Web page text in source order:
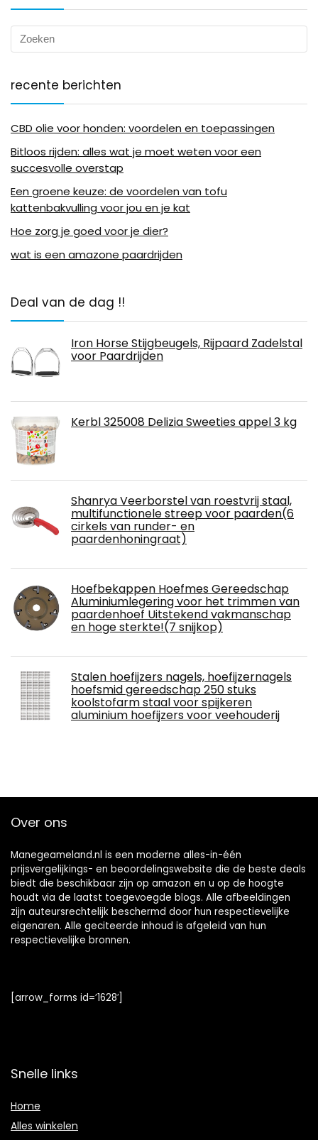
recente berichten
CBD olie voor honden: voordelen en toepassingen
Bitloos rijden: alles wat je moet weten voor een
succesvolle overstap
Een groene keuze: de voordelen van tofu
kattenbakvulling voor jou en je kat
Hoe zorg je goed voor je dier?
wat is een amazone paardrijden
Deal van de dag !!
Iron Horse Stijgbeugels, Rijpaard Zadelstal
voor Paardrijden
Kerbl 325008 Delizia Sweeties appel 3 kg
Shanrya Veerborstel van roestvrij staal,
multifunctionele streep voor paarden(6
cirkels van runder- en
paardenhoningraat)
Hoefbekappen Hoefmes Gereedschap
Aluminiumlegering voor het trimmen van
paardenhoef Uitstekend vakmanschap
en hoge sterkte!(7 snijkop)
Stalen hoefijzers nagels, hoefijzernagels
hoefsmid gereedschap 250 stuks
koolstofarm staal voor spijkeren
aluminium hoefijzers voor veehouderij
Over ons
Manegeameland.nl is een moderne alles-in-één
prijsvergelijkings- en beoordelingswebsite die de beste deals
biedt die beschikbaar zijn op amazon en u op de hoogte
houdt via de laatst toegevoegde blogs. Alle afbeeldingen
zijn auteursrechtelijk beschermd door hun respectievelijke
eigenaren. Alle geciteerde inhoud is afgeleid van hun
respectievelijke bronnen.
[arrow_forms id=’1628′]
Snelle links
Home
Alles winkelen